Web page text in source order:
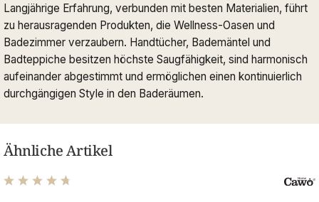
Langjährige Erfahrung, verbunden mit besten Materialien, führt
zu herausragenden Produkten, die Wellness-Oasen und
Badezimmer verzaubern. Handtücher, Bademäntel und
Badteppiche besitzen höchste Saugfähigkeit, sind harmonisch
aufeinander abgestimmt und ermöglichen einen kontinuierlich
durchgängigen Style in den Baderäumen.
Ähnliche Artikel